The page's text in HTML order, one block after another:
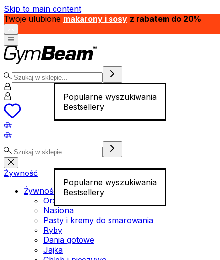
Skip to main content
Twoje ulubione makarony i sosy z rabatem do 20%
Popularne wyszukiwania
Bestsellery
Popularne wyszukiwania
Bestsellery
Żywność
Żywność funkcjonalna
Orzechy
Nasiona
Pasty i kremy do smarowania
Ryby
Dania gotowe
Jajka